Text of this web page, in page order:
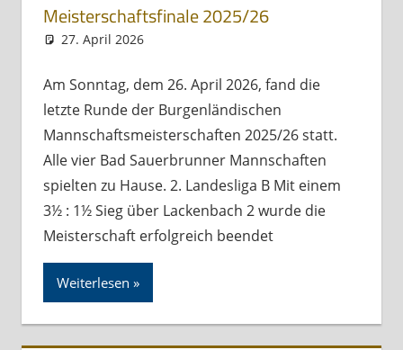
Meisterschaftsfinale 2025/26
27. April 2026
Am Sonntag, dem 26. April 2026, fand die
letzte Runde der Burgenländischen
Mannschaftsmeisterschaften 2025/26 statt.
Alle vier Bad Sauerbrunner Mannschaften
spielten zu Hause. 2. Landesliga B Mit einem
3½ : 1½ Sieg über Lackenbach 2 wurde die
Meisterschaft erfolgreich beendet
Weiterlesen